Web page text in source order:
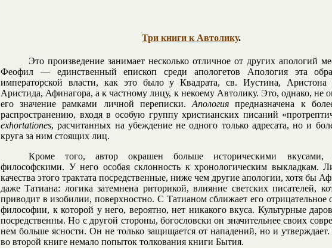
Три книги к Автолику.
Это произведение занимает несколько отличное от других апологий
Феофил — единственный епископ среди апологетов Апология эта
императорской власти, как это было у Квадрата, св. Иустина, Аристона
Аристида, Афинагора, а к частному лицу, к некоему Автолику. Это, однако, не
его значение рамками личной переписки.Апология предназначена к
распространению, входя в особую группу христианских писаний
exhortationes, расчитанных на убеждение не одного только адресата, но и
круга за ним стоящих лиц.
Кроме того, автор окрашен больше историческими вкусами,
философскими. У него особая склонность к хронологическим выкладкам.
качества этого трактата посредственные, ниже чем другие апологии, хотя бы
даже Татиана: логика затемнена риторикой, влияние светских писателей,
приводит в изобилии, поверхностно. С Татианом сближает его отрицательное
философии, к которой у него, вероятно, нет никакого вкуса. Культурные
посредственны. Но с другой стороны, богословски он значительнее своих
нем больше ясности. Он не только защищается от нападений, но и
во второй книге немало попыток толкования книги Бытия.